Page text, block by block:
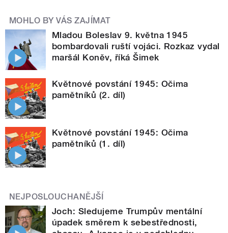
MOHLO BY VÁS ZAJÍMAT
Mladou Boleslav 9. května 1945
bombardovali ruští vojáci. Rozkaz vydal
maršál Koněv, říká Šimek
Květnové povstání 1945: Očima
pamětníků (2. díl)
Květnové povstání 1945: Očima
pamětníků (1. díl)
NEJPOSLOUCHANĚJŠÍ
Joch: Sledujeme Trumpův mentální
úpadek směrem k sebestřednosti,